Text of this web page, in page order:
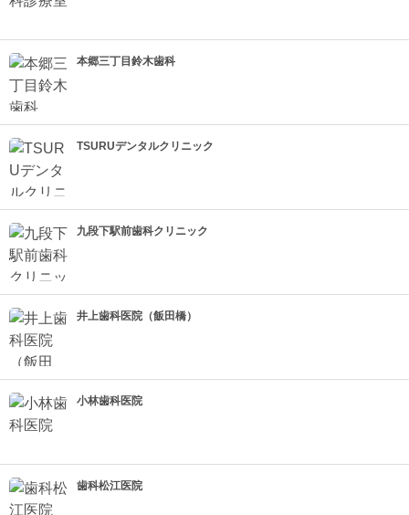
本郷三丁目鈴木歯科
TSURUデンタルクリニック
九段下駅前歯科クリニック
井上歯科医院（飯田橋）
小林歯科医院
歯科松江医院